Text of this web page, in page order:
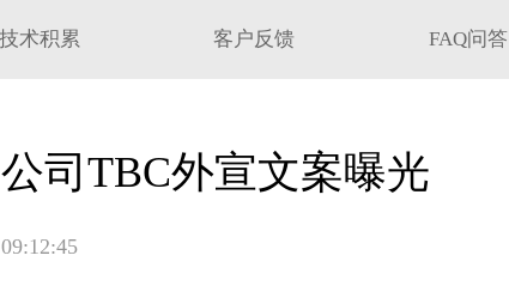
技术积累 客户反馈 FAQ问答
司TBC外宣文案曝光